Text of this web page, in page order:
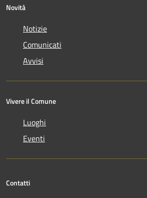
Novità
Notizie
Comunicati
Avvisi
Vivere il Comune
Luoghi
Eventi
Contatti